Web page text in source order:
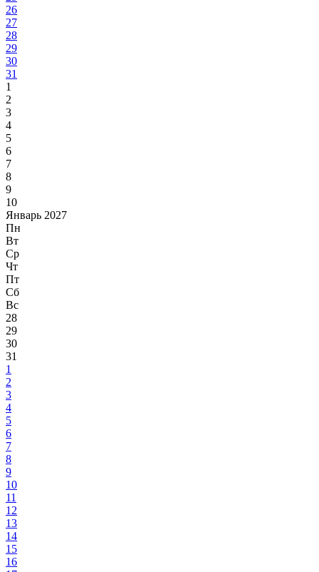
26
27
28
29
30
31
1
2
3
4
5
6
7
8
9
10
Январь 2027
Пн
Вт
Ср
Чт
Пт
Сб
Вс
28
29
30
31
1
2
3
4
5
6
7
8
9
10
11
12
13
14
15
16